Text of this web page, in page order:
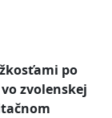
po
zvolenskej